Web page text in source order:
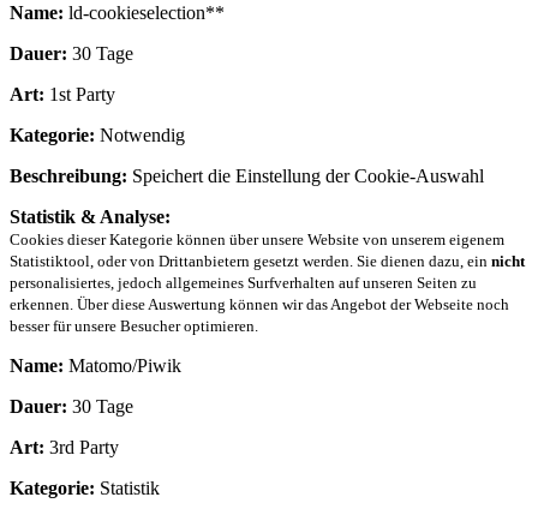
Name: ld-cookieselection**
Dauer: 30 Tage
Art: 1st Party
Kategorie: Notwendig
Beschreibung: Speichert die Einstellung der Cookie-Auswahl
Statistik & Analyse:
Cookies dieser Kategorie können über unsere Website von unserem eigenem
Statistiktool, oder von Drittanbietern gesetzt werden. Sie dienen dazu, ein nicht
personalisiertes, jedoch allgemeines Surfverhalten auf unseren Seiten zu
erkennen. Über diese Auswertung können wir das Angebot der Webseite noch
besser für unsere Besucher optimieren.
Name: Matomo/Piwik
Dauer: 30 Tage
Art: 3rd Party
Kategorie: Statistik